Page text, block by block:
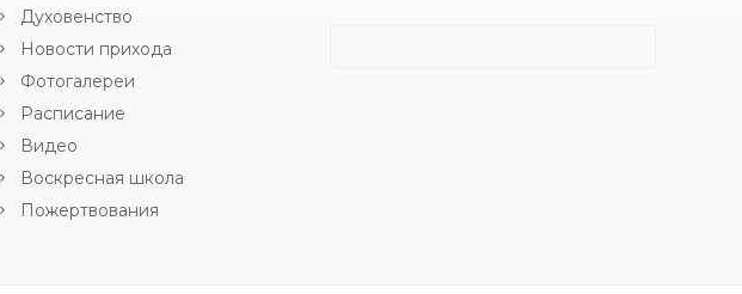
Духовенство
Новости прихода
Фотогалереи
Расписание
Видео
Воскресная школа
Пожертвования